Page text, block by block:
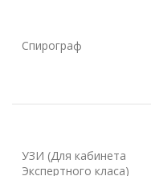
Спирограф
УЗИ (Для кабинета
Экспертного класа)